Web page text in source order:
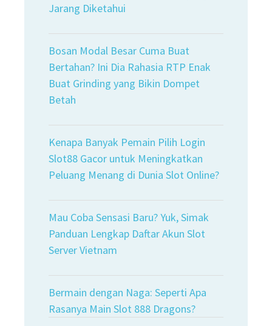
Jarang Diketahui
Bosan Modal Besar Cuma Buat
Bertahan? Ini Dia Rahasia RTP Enak
Buat Grinding yang Bikin Dompet
Betah
Kenapa Banyak Pemain Pilih Login
Slot88 Gacor untuk Meningkatkan
Peluang Menang di Dunia Slot Online?
Mau Coba Sensasi Baru? Yuk, Simak
Panduan Lengkap Daftar Akun Slot
Server Vietnam
Bermain dengan Naga: Seperti Apa
Rasanya Main Slot 888 Dragons?